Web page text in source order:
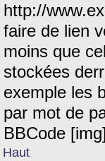
http://
faire de lien
moins que
stockées
exemple les
par mot de
BBCode
Haut